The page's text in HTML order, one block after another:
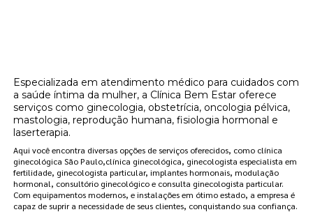
Especializada em atendimento médico para cuidados com
a saúde íntima da mulher, a Clínica Bem Estar oferece
serviços como ginecologia, obstetrícia, oncologia pélvica,
mastologia, reprodução humana, fisiologia hormonal e
laserterapia.
Aqui você encontra diversas opções de serviços oferecidos, como clínica
ginecológica São Paulo,clínica ginecológica, ginecologista especialista em
fertilidade, ginecologista particular, implantes hormonais, modulação
hormonal, consultório ginecológico e consulta ginecologista particular.
Com equipamentos modernos, e instalações em ótimo estado, a empresa é
capaz de suprir a necessidade de seus clientes, conquistando sua confiança.